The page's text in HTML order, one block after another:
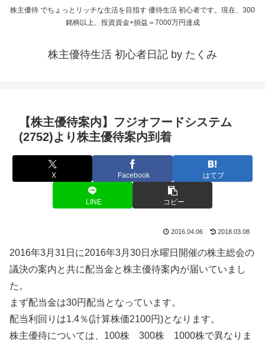
株主優待 でちょっとリッチな生活を目指す 優待生活 初心者です。現在、300
銘柄以上、投資資金+損益＝7000万円達成
株主優待生活 初心者日記 by たくみ
【株主優待案内】フジオフードシステム
(2752)より株主優待案内到着
X Facebook はてブ
LINE コピー
2016.04.06 2018.03.08
2016年3月31日に2016年3月30日水曜日開催の株主総会の
議決の案内と共に配当金と株主優待案内が届いていまし
た。
まず配当金は30円配当となっています。
配当利回りは1.4％(計算株価2100円)となります。
株主優待については、100株 300株 1000株で異なりま